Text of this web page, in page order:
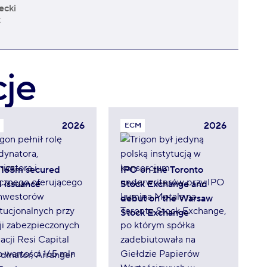
2026
secured
issuance
Arranger
ECM 2026
IPO on the Toronto
Stock Exchange and
debut on the Warsaw
Stock Exchange